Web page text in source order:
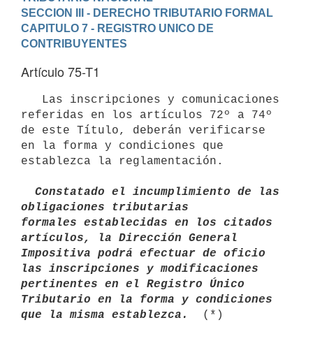
SECCION III - DERECHO TRIBUTARIO FORMAL
CAPITULO 7 - REGISTRO UNICO DE
CONTRIBUYENTES
Artículo 75-T1
referidas en los artículos 72º a 74º
de este Título, deberán verificarse
en la forma y condiciones que
establezca la reglamentación.
Constatado el incumplimiento de las
obligaciones tributarias
formales establecidas en los citados
artículos, la Dirección General
Impositiva podrá efectuar de oficio
las inscripciones y modificaciones
pertinentes en el Registro Único
Tributario en la forma y condiciones
que la misma establezca.
(*)